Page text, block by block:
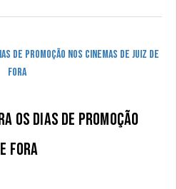
os dias de promoção
Fora